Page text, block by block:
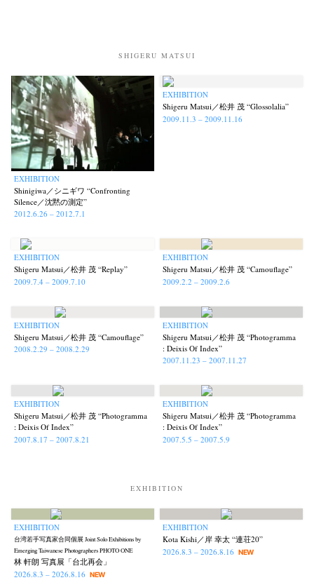
SHIGERU MATSUI
EXHIBITION
Shinigiwa／シニギワ “Confronting
Silence／沈黙の測定”
2012.6.26 – 2012.7.1
EXHIBITION
Shigeru Matsui／松井 茂 “Glossolalia”
2009.11.3 – 2009.11.16
EXHIBITION
Shigeru Matsui／松井 茂 “Replay”
2009.7.4 – 2009.7.10
EXHIBITION
Shigeru Matsui／松井 茂 “Camouflage”
2009.2.2 – 2009.2.6
EXHIBITION
Shigeru Matsui／松井 茂 “Camouflage”
2008.2.29 – 2008.2.29
EXHIBITION
Shigeru Matsui／松井 茂 “Photogramma
: Deixis Of Index”
2007.11.23 – 2007.11.27
EXHIBITION
Shigeru Matsui／松井 茂 “Photogramma
: Deixis Of Index”
2007.8.17 – 2007.8.21
EXHIBITION
Shigeru Matsui／松井 茂 “Photogramma
: Deixis Of Index”
2007.5.5 – 2007.5.9
EXHIBITION
EXHIBITION
台湾若手写真家合同個展 Joint Solo Exhibitions by
Emerging Taiwanese Photographers PHOTO ONE
林 軒朗 写真展「台北再会」
2026.8.3 – 2026.8.16
NEW
EXHIBITION
Kota Kishi／岸 幸太 “連荘20”
2026.8.3 – 2026.8.16 NEW